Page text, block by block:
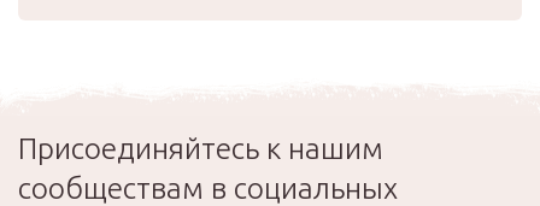
Присоединяйтесь к нашим
сообществам в социальных